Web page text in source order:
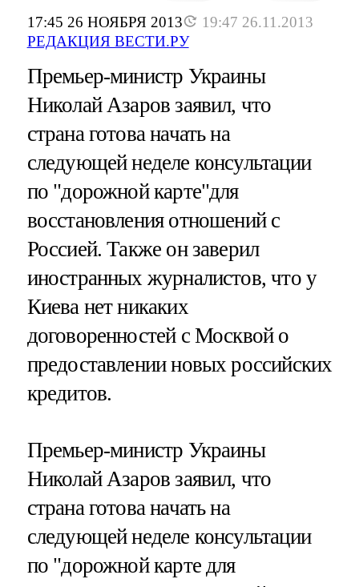
17:45 26 НОЯБРЯ 2013
19:47 26.11.2013
РЕДАКЦИЯ ВЕСТИ.РУ
Премьер-министр Украины
Николай Азаров заявил, что
страна готова начать на
следующей неделе консультации
по "дорожной карте"для
восстановления отношений с
Россией. Также он заверил
иностранных журналистов, что у
Киева нет никаких
договоренностей с Москвой о
предоставлении новых российских
кредитов.
Премьер-министр Украины
Николай Азаров заявил, что
страна готова начать на
следующей неделе консультации
по "дорожной карте для